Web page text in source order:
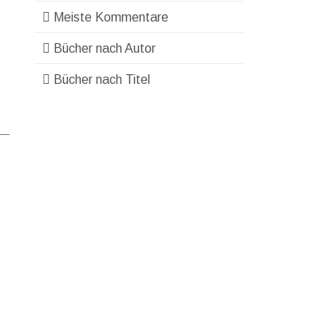
Meiste Kommentare
Bücher nach Autor
Bücher nach Titel